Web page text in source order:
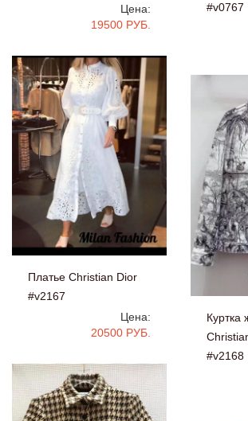
Цена:
19500 РУБ.
#v0767
Платье Christian Dior
#v2167
Цена:
20500 РУБ.
Куртка
#v2168